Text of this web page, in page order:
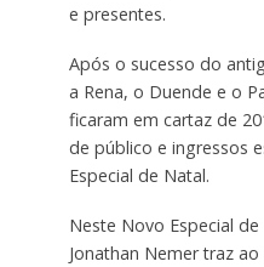
e presentes.
Após o sucesso do
a Rena, o Duende e o
ficaram em cartaz de
de público e ingressos
Especial de Natal.
Neste Novo Especial
Jonathan Nemer traz